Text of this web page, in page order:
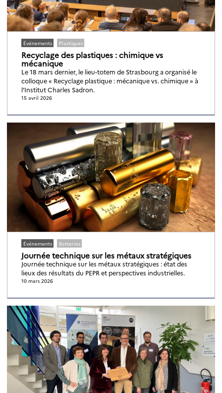
Événements Plastiques
Recyclage des plastiques : chimique vs
mécanique
Le 18 mars dernier, le lieu-totem de Strasbourg a organisé le
colloque « Recyclage plastique : mécanique vs. chimique » à
l’Institut Charles Sadron.
15 avril 2026
Événements Batteries
Journée technique sur les métaux stratégiques
Journée technique sur les métaux stratégiques : état des
lieux des résultats du PEPR et perspectives industrielles.
10 mars 2026